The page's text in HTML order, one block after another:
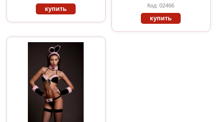
купить Код: 02466
купить